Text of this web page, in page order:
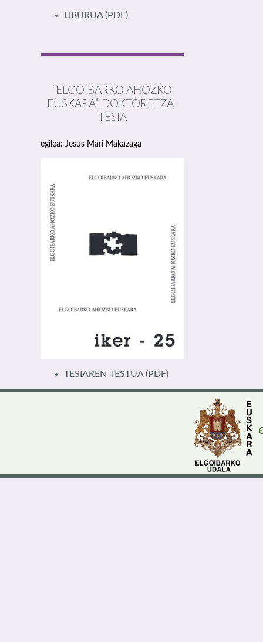
LIBURUA(PDF)
“ELGOIBARKO AHOZKO
EUSKARA” DOKTORETZA-
TESIA
egilea: Jesus Mari Makazaga
TESIAREN TESTUA(PDF)